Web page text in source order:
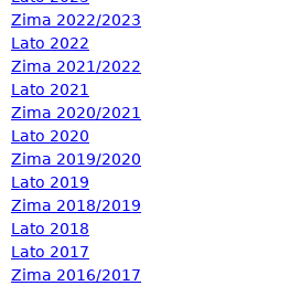
Zima 2022/2023
Lato 2022
Zima 2021/2022
Lato 2021
Zima 2020/2021
Lato 2020
Zima 2019/2020
Lato 2019
Zima 2018/2019
Lato 2018
Lato 2017
Zima 2016/2017